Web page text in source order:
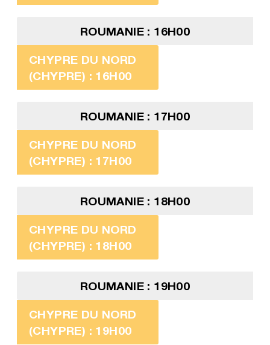
ROUMANIE : 16H00
CHYPRE DU NORD
(CHYPRE) : 16H00
ROUMANIE : 17H00
CHYPRE DU NORD
(CHYPRE) : 17H00
ROUMANIE : 18H00
CHYPRE DU NORD
(CHYPRE) : 18H00
ROUMANIE : 19H00
CHYPRE DU NORD
(CHYPRE) : 19H00